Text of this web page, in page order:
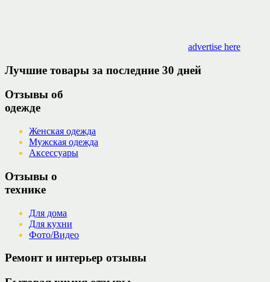
advertise here
Лучшие товары за последние 30 дней
Отзывы об
одежде
Женская одежда
Мужская одежда
Аксессуары
Отзывы о
технике
Для дома
Для кухни
Фото/Видео
Ремонт и интерьер отзывы